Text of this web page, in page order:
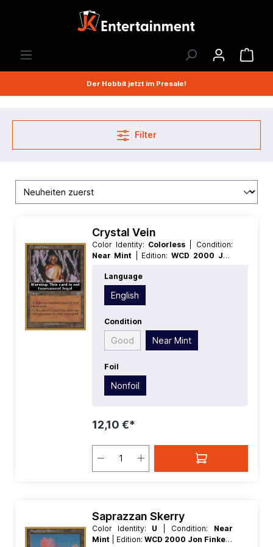
Der Hobbit jetzt im Presale!
Filter
Crystal Vein
Color Identity: Colorless
| Condition:
Near Mint
| Edition: WCD 2000 Jon
English
| Mana Value:
Special | Type:
Language
English
Condition
Good Near Mint
Foil
Nonfoil
12,10 €*
Saprazzan Skerry
Color Identity: U | Condition: Near
Mint
| Edition: WCD 2000 Jon Finkel |